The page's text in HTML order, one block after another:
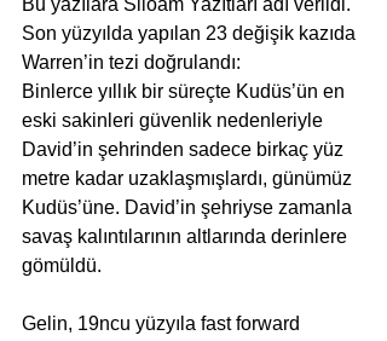
Bu yazılara Siloam Yazıtları adı verildi.
Son yüzyılda yapılan 23 değişik kazıda
Warren’in tezi doğrulandı:
Binlerce yıllık bir süreçte Kudüs’ün en
eski sakinleri güvenlik nedenleriyle
David’in şehrinden sadece birkaç yüz
metre kadar uzaklaşmışlardı, günümüz
Kudüs’üne. David’in şehriyse zamanla
savaş kalıntılarının altlarında derinlere
gömüldü.
Gelin, 19ncu yüzyıla fast forward